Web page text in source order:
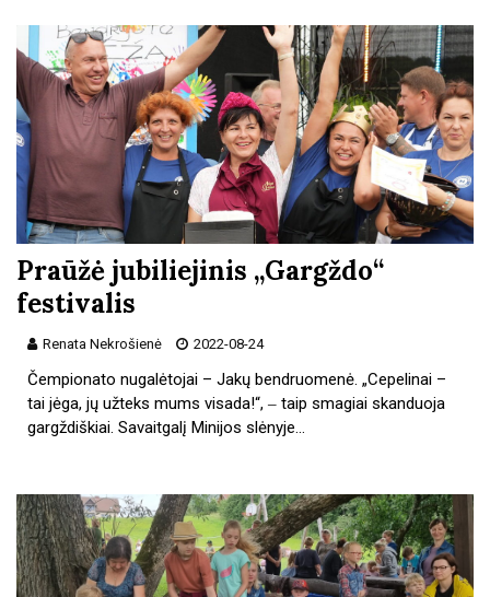
Praūžė jubiliejinis „Gargždo“
festivalis
Renata Nekrošienė 2022-08-24
Čempionato nugalėtojai – Jakų bendruomenė. „Cepelinai –
tai jėga, jų užteks mums visada!“, ‒ taip smagiai skanduoja
gargždiškiai. Savaitgalį Minijos slėnyje…